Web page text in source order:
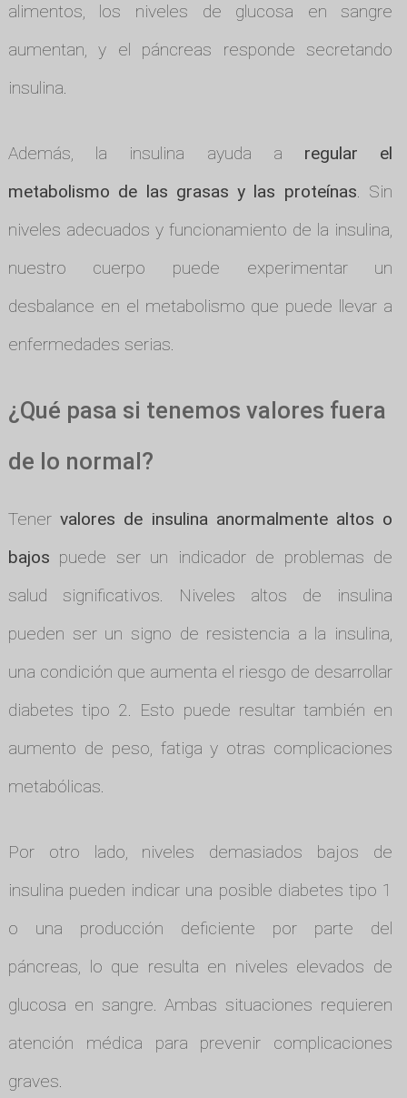
alimentos, los niveles de glucosa en sangre
aumentan, y el páncreas responde secretando
insulina.
Además, la insulina ayuda a regular el
metabolismo de las grasas y las proteínas. Sin
niveles adecuados y funcionamiento de la insulina,
nuestro cuerpo puede experimentar un
desbalance en el metabolismo que puede llevar a
enfermedades serias.
¿Qué pasa si tenemos valores fuera
de lo normal?
Tenervalores de insulina anormalmente altos o
bajos puede ser un indicador de problemas de
salud significativos. Niveles altos de insulina
pueden ser un signo de resistencia a la insulina,
una condición que aumenta el riesgo de desarrollar
diabetes tipo 2. Esto puede resultar también en
aumento de peso, fatiga y otras complicaciones
metabólicas.
Por otro lado, niveles demasiados bajos de
insulina pueden indicar una posible diabetes tipo 1
o una producción deficiente por parte del
páncreas, lo que resulta en niveles elevados de
glucosa en sangre. Ambas situaciones requieren
atención médica para prevenir complicaciones
graves.